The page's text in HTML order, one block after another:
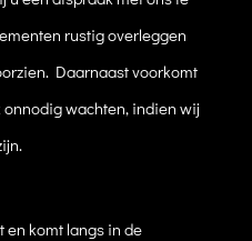
rustig overleggen
Daarnaast voorkomt
wachten, indien wij
en komt langs in de